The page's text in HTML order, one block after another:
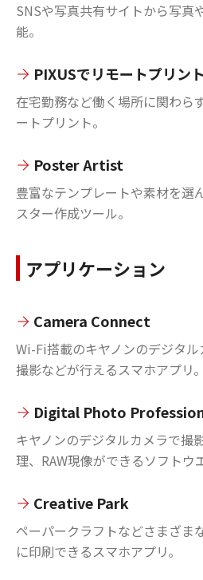
SNSや写真共有サイトから写真
能。
PIXUSでリモートプリント
在宅勤務など働く場所に関わら
ートプリント。
Poster Artist
豊富なテンプレートや素材を選
スター作成ツール。
アプリケーション
Camera Connect
Wi-Fi搭載のキヤノンのデジタ
撮影などが行えるスマホアプリ。
Digital Photo
キヤノンのデジタルカメラで撮
理、RAW現像ができるソフトウ
Creative Park
ペーパークラフトなどさまざま
に印刷できるスマホアプリ。